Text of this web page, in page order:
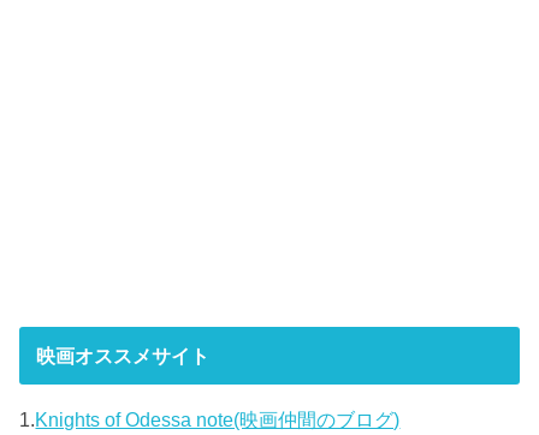
映画オススメサイト
1.Knights of Odessa note(映画仲間のブログ)